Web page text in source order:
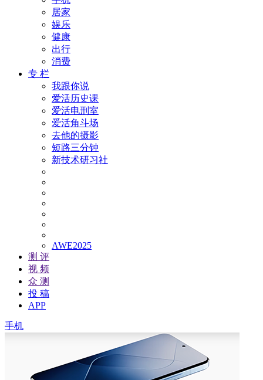
居家
娱乐
健康
出行
消费
专 栏
我跟你说
爱活历史课
爱活电刑室
爱活角斗场
去他的摄影
短路三分钟
新技术研习社
AWE2025
测 评
视 频
众 测
投 稿
APP
手机